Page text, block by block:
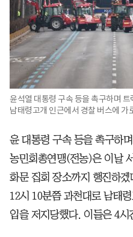
윤석열 대통령 구속 등을 촉구하며
남태령고개 인근에서 경찰 버스에 가
윤 대통령 구속 등을 촉구하
농민회총연맹(전농)은 이날
화문 집회 장소까지 행진하
12시 10분쯤 과천대로 남태
입을 저지당했다. 이들은 4